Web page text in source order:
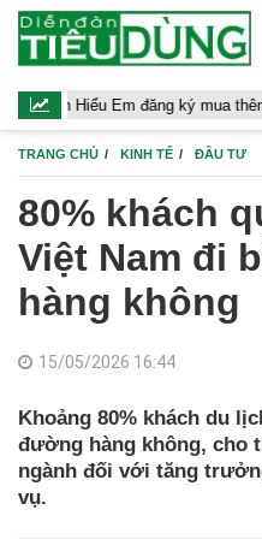
Em đăng ký mua thêm DMX ngay
TRANG CHỦ KINH TẾ ĐẦU TƯ
80% khách
Việt Nam đi
hàng không
15/05/2026 16:44
Khoảng 80% khách du
đường hàng không, cho
ngành đối với tăng
vụ.